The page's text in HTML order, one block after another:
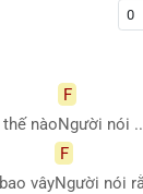
nào
F
Người nói
vây
F
Người nói